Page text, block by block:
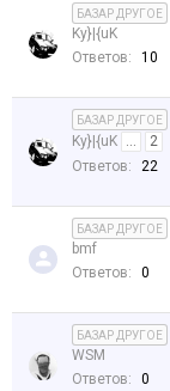
БАЗАР ДРУГОЕ
Ky}|{uK
Ответов:
10
БАЗАР ДРУГОЕ
Ky}|{uK
2
Ответов:
22
БАЗАР ДРУГОЕ
bmf
Ответов:
0
БАЗАР ДРУГОЕ
WSM
Ответов:
0